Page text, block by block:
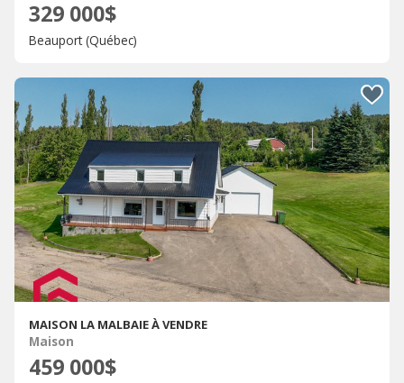
329 000$
Beauport (Québec)
MAISON LA MALBAIE À VENDRE
Maison
459 000$